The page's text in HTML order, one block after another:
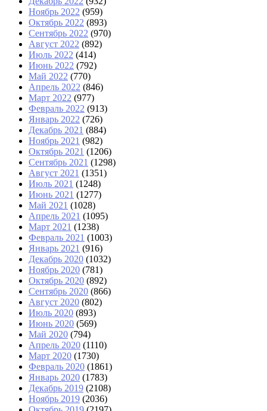
Ноябрь 2022 (959)
Октябрь 2022 (893)
Сентябрь 2022 (970)
Август 2022 (892)
Июль 2022 (414)
Июнь 2022 (792)
Май 2022 (770)
Апрель 2022 (846)
Март 2022 (977)
Февраль 2022 (913)
Январь 2022 (726)
Декабрь 2021 (884)
Ноябрь 2021 (982)
Октябрь 2021 (1206)
Сентябрь 2021 (1298)
Август 2021 (1351)
Июль 2021 (1248)
Июнь 2021 (1277)
Май 2021 (1028)
Апрель 2021 (1095)
Март 2021 (1238)
Февраль 2021 (1003)
Январь 2021 (916)
Декабрь 2020 (1032)
Ноябрь 2020 (781)
Октябрь 2020 (892)
Сентябрь 2020 (866)
Август 2020 (802)
Июль 2020 (893)
Июнь 2020 (569)
Май 2020 (794)
Апрель 2020 (1110)
Март 2020 (1730)
Февраль 2020 (1861)
Январь 2020 (1783)
Декабрь 2019 (2108)
Ноябрь 2019 (2036)